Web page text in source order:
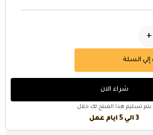
+
السلة
شراء الان
يتم تسليم هذا المنتج لك خلال
3 الي 5 ايام عمل